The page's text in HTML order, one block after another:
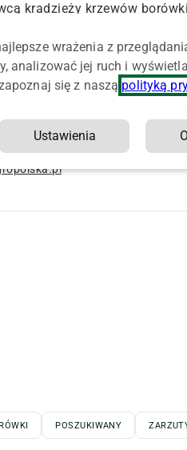
kradzieży krzewów borówki
w policyjnym
asp. Joanna Golus, oficer
oraz złamanie sądowego
wolności.
POSZUKIWANY
wrażenia z
analizować jej ruch i
się z naszą polityką
Ustawienia